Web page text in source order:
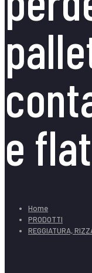
e
Home
PRODOTTI
REGGIATURA,